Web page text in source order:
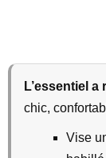
L’essentiel a
chic,
Vise